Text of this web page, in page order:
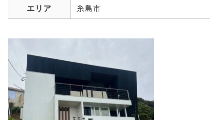
エリア 糸島市